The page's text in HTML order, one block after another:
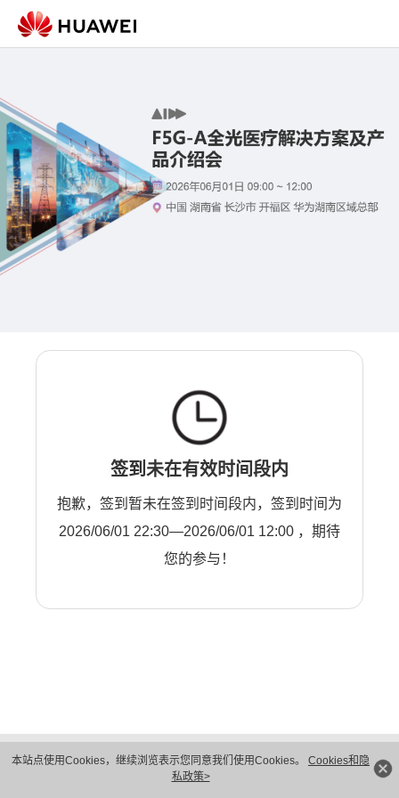
本站点使用Cookies，继续浏览表示您同意我们使用Cookies。 Cookies和隐
私政策>
签到未在有效时间段内
抱歉，签到暂未在签到时间段内，签到时间为
2026/06/01 22:30—2026/06/01 12:00 ，期待
您的参与！
隐私保护
法律声明